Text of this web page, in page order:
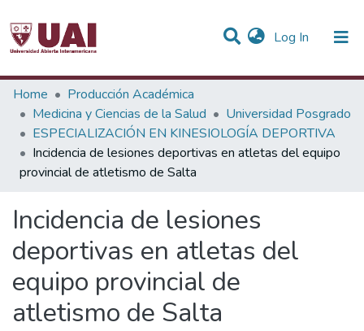
Log In (current)
Statistics
Communities & Collections
All of DSpace
Home
Producción Académica
Medicina y Ciencias de la Salud
Universidad Posgrado
ESPECIALIZACIÓN EN KINESIOLOGÍA DEPORTIVA
Incidencia de lesiones deportivas en atletas del equipo
provincial de atletismo de Salta
Incidencia de lesiones
deportivas en atletas del
equipo provincial de
atletismo de Salta